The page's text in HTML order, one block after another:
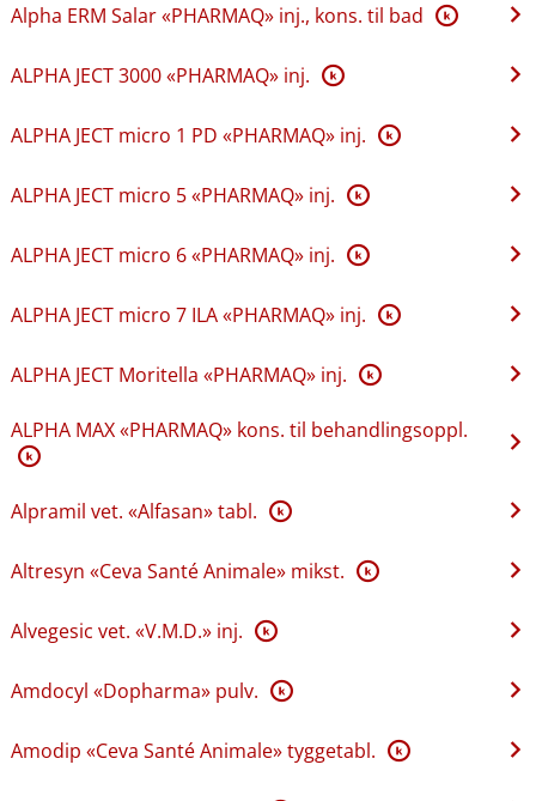
Alpha ERM Salar «PHARMAQ» inj., kons. til bad K
ALPHA JECT 3000 «PHARMAQ» inj. K
ALPHA JECT micro 1 PD «PHARMAQ» inj. K
ALPHA JECT micro 5 «PHARMAQ» inj. K
ALPHA JECT micro 6 «PHARMAQ» inj. K
ALPHA JECT micro 7 ILA «PHARMAQ» inj. K
ALPHA JECT Moritella «PHARMAQ» inj. K
ALPHA MAX «PHARMAQ» kons. til behandlingsoppl.
K
Alpramil vet. «Alfasan» tabl. K
Altresyn «Ceva Santé Animale» mikst. K
Alvegesic vet. «V.M.D.» inj. K
Amdocyl «Dopharma» pulv. K
Amodip «Ceva Santé Animale» tyggetabl. K